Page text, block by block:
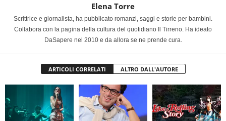
Elena Torre
Scrittrice e giornalista, ha pubblicato romanzi, saggi e storie per bambini.
Collabora con la pagina della cultura del quotidiano Il Tirreno. Ha ideato
DaSapere nel 2010 e da allora se ne prende cura.
ARTICOLI CORRELATI ALTRO DALL'AUTORE